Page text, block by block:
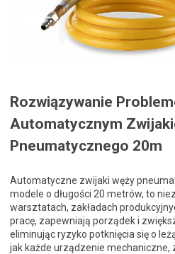
Rozwiązywanie
Automatycznym
Pneumatycznego 20m
Automatyczne zwijaki węży
modele o długości 20 metrów, to
warsztatach, zakładach
pracę, zapewniają porządek i
eliminując ryzyko potknięcia się o
jak każde urządzenie